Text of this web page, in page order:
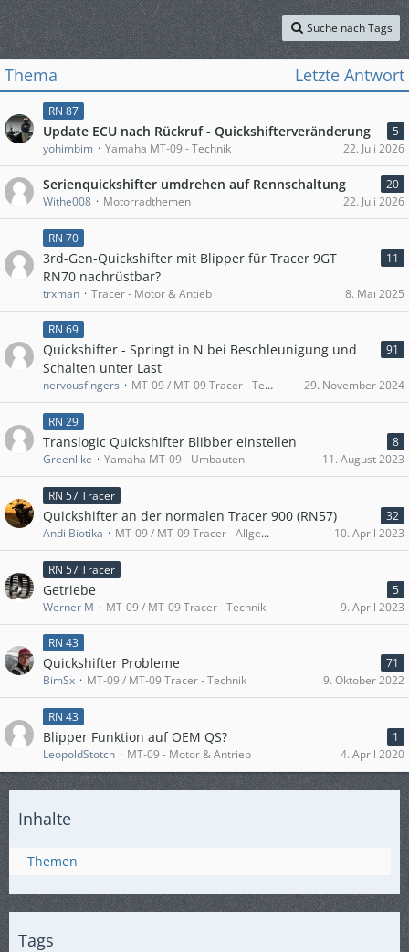
Suche nach Tags
Thema Letzte Antwort
RN 87
Update ECU nach Rückruf - Quickshifterveränderung
5
yohimbim
Yamaha MT-09 - Technik 22. Juli 2026
Serienquickshifter umdrehen auf Rennschaltung
20
Withe008
Motorradthemen 22. Juli 2026
RN 70
3rd-Gen-Quickshifter mit Blipper für Tracer 9GT
RN70 nachrüstbar?
11
trxman Tracer - Motor & Antieb 8. Mai 2025
RN 69
Quickshifter - Springt in N bei Beschleunigung und
Schalten unter Last
91
nervousfingers MT-09 / MT-09 Tracer - Technik 29. November 2024
RN 29
Translogic Quickshifter Blibber einstellen
8
Greenlike
Yamaha MT-09 - Umbauten 11. August 2023
RN 57 Tracer
Quickshifter an der normalen Tracer 900 (RN57)
32
Andi Biotika
MT-09 / MT-09 Tracer - Allgemein 10. April 2023
RN 57 Tracer
Getriebe
5
Werner M
MT-09 / MT-09 Tracer - Technik 9. April 2023
RN 43
Quickshifter Probleme
71
BimSx
MT-09 / MT-09 Tracer - Technik 9. Oktober 2022
RN 43
Blipper Funktion auf OEM QS?
1
LeopoldStotch
MT-09 - Motor & Antrieb 4. April 2020
Inhalte
Themen
Tags